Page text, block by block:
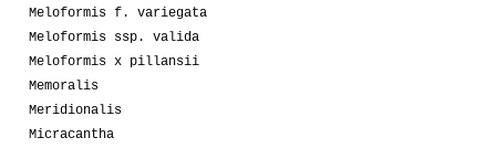
Meloformis f. variegata
Meloformis ssp. valida
Meloformis x pillansii
Memoralis
Meridionalis
Micracantha